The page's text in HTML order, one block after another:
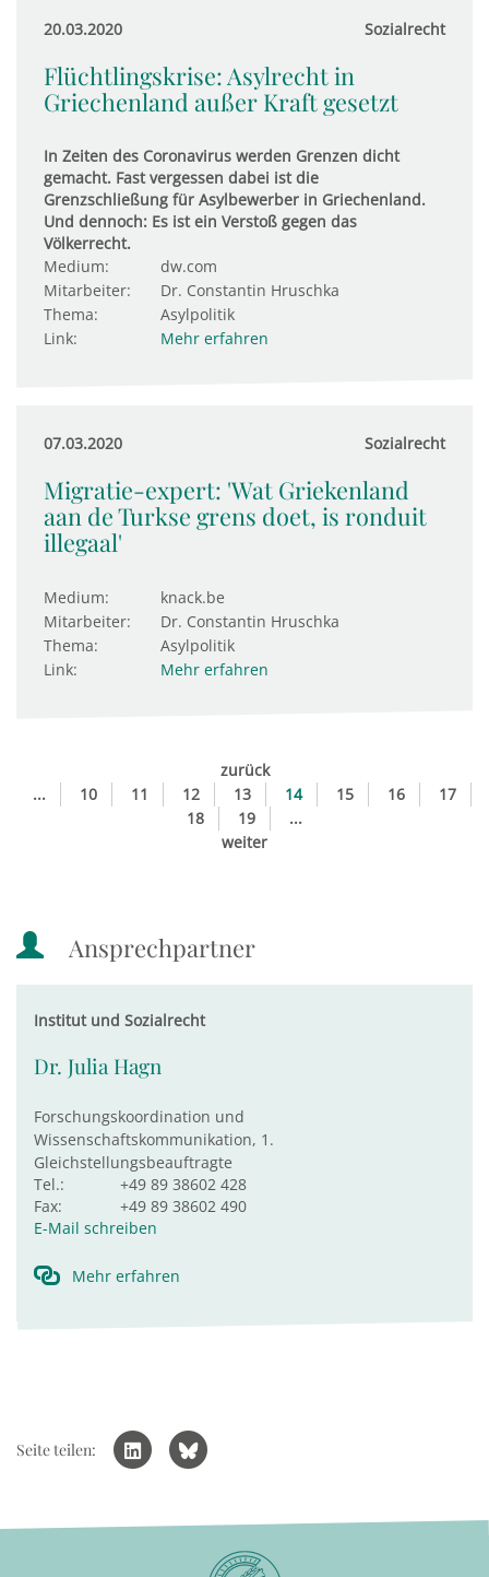
20.03.2020 Sozialrecht
Flüchtlingskrise: Asylrecht in
Griechenland außer Kraft gesetzt
In Zeiten des Coronavirus werden Grenzen dicht
gemacht. Fast vergessen dabei ist die
Grenzschließung für Asylbewerber in Griechenland.
Und dennoch: Es ist ein Verstoß gegen das
Völkerrecht.
Medium:
dw.com
Mitarbeiter:
Dr. Constantin Hruschka
Thema:
Asylpolitik
Link:
Mehr erfahren
07.03.2020 Sozialrecht
Migratie-expert: 'Wat Griekenland
aan de Turkse grens doet, is ronduit
illegaal'
Medium:
knack.be
Mitarbeiter:
Dr. Constantin Hruschka
Thema:
Asylpolitik
Link:
Mehr erfahren
zurück
...
10 11 12 13 14 15 16
17
18
19
...
weiter
Ansprechpartner
Institut und Sozialrecht
Dr. Julia Hagn
Forschungskoordination und
Wissenschaftskommunikation, 1.
Gleichstellungsbeauftragte
Tel.:
+49 89 38602 428
Fax:
+49 89 38602 490
E-Mail schreiben
Mehr erfahren
Seite teilen: